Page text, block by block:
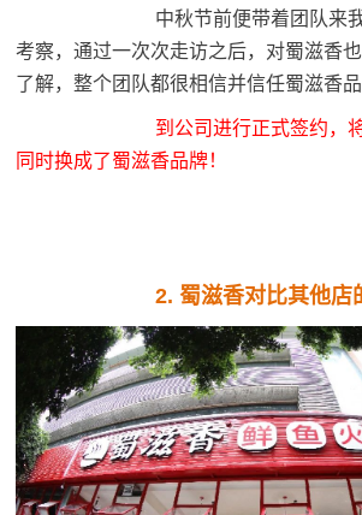
中秋节前便带着团队来我们
考察，通过一次次走访之后，对蜀滋香
了解，整个团队都很相信并信任蜀滋香
到公司进行正式签约，
同时换成了蜀滋香品牌！
2. 蜀滋香对比其他店